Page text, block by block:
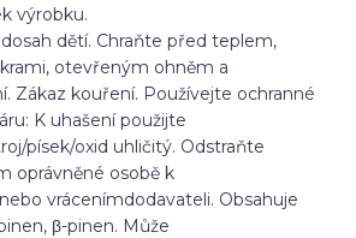
výrobku.
dětí. Chraňte před teplem,
otevřeným ohněm a
Zákaz kouření. Používejte ochranné
K uhašení použijte
písek/oxid uhličitý. Odstraňte
oprávněné osobě k
vrácenímdodavateli. Obsahuje
β-pinen. Může